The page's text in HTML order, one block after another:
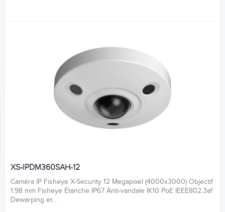
XS-IPDM360SAH-12
Caméra IP Fisheye X-Security 12 Megapixel (4000x3000) Objectif
1.98 mm Fisheye Étanche IP67 Anti-vandale IK10 PoE IEEE802.3af
Dewarping et...